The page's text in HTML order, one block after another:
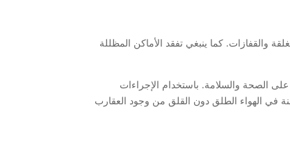
والقفازات. كما ينبغي تفقد الأماكن المظللة
على الصحة والسلامة. باستخدام الإجراءات
في الهواء الطلق دون القلق من وجود العقارب